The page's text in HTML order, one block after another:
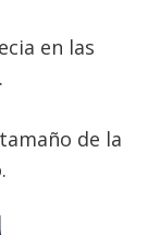
en las
de la